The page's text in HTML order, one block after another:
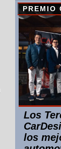
PREMIO
Los
los